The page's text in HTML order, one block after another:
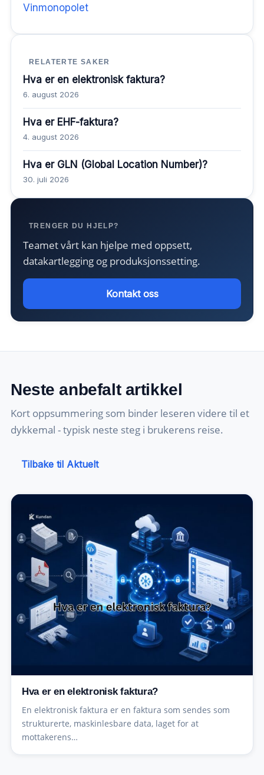
Vinmonopolet
RELATERTE SAKER
Hva er en elektronisk faktura?
6. august 2026
Hva er EHF-faktura?
4. august 2026
Hva er GLN (Global Location Number)?
30. juli 2026
TRENGER DU HJELP?
Teamet vårt kan hjelpe med oppsett,
datakartlegging og produksjonssetting.
Kontakt oss
Neste anbefalt artikkel
Kort oppsummering som binder leseren videre til et
dykkemal - typisk neste steg i brukerens reise.
Tilbake til Aktuelt
Hva er en elektronisk faktura?
En elektronisk faktura er en faktura som sendes som
strukturerte, maskinlesbare data, laget for at
mottakerens…